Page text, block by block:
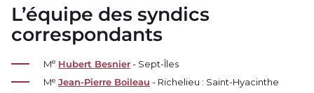
L’équipe des syndics
correspondants
Me Hubert Besnier- Sept-Îles
Me Jean-Pierre Boileau - Richelieu : Saint-Hyacinthe